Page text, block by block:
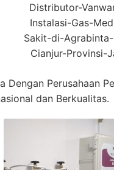
Distributor-
Instalasi-Gas-
Sakit-di-
Cianjur-Provinsi-
Dengan Perusahaan
dan Berkualitas.